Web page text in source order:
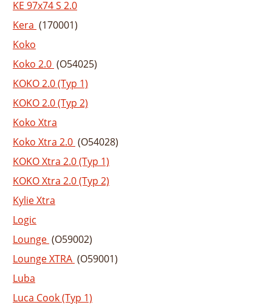
KE 97x74 S 2.0
Kera (170001)
Koko
Koko 2.0 (O54025)
KOKO 2.0 (Typ 1)
KOKO 2.0 (Typ 2)
Koko Xtra
Koko Xtra 2.0 (O54028)
KOKO Xtra 2.0 (Typ 1)
KOKO Xtra 2.0 (Typ 2)
Kylie Xtra
Logic
Lounge (O59002)
Lounge XTRA (O59001)
Luba
Luca Cook (Typ 1)